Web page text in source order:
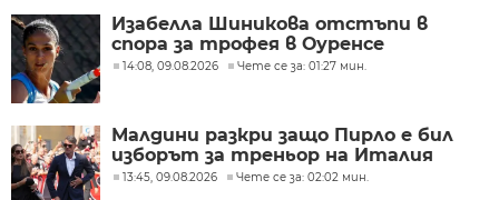
Изабелла Шиникова отстъпи в
спора за трофея в Оуренсе
14:08, 09.08.2026 Чете се за: 01:27 мин.
Малдини разкри защо Пирло е бил
изборът за треньор на Италия
13:45, 09.08.2026 Чете се за: 02:02 мин.